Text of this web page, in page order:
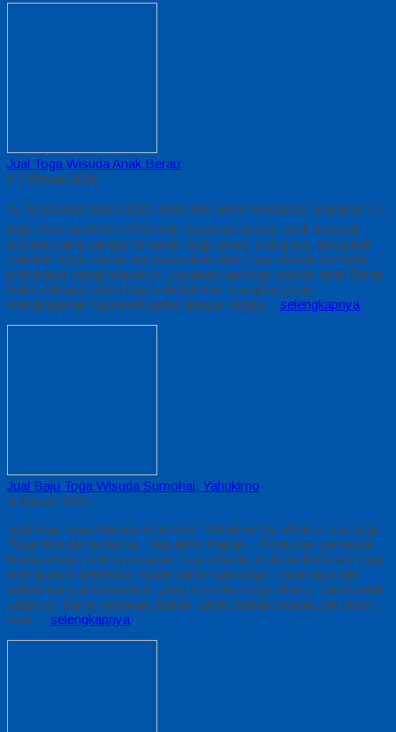
Jual Toga Wisuda Anak Berau
6 Februari 2026
📞 WhatsApp: 0812-2282-1060 Klik untuk konsultasi langsung: 👉
https://wa.me/6281222821060 Kegiatan wisuda anak menjadi
momen yang sangat berkesan bagi siswa, orang tua, dan pihak
sekolah. Oleh karena itu, kebutuhan akan toga wisuda semakin
meningkat setiap tahunnya. Layanan jual toga wisuda anak Berau
hadir sebagai solusi bagi sekolah dan orang tua yang
menginginkan toga berkualitas dengan harga… selengkapnya
Jual Baju Toga Wisuda Sumohai, Yahukimo
4 Januari 2021
Jual Baju Toga Wisuda Sumohai, Yahukimo by Alfairuz Jual Baju
Toga Wisuda Sumohai, Yahukimo Papua – Produsen pemasok
busana toga. terima pesanan toga wisuda, di dunia konveksi toga
mempunyai beberapa model bahan kain toga. Umumnya ada
sekian banyak bahan/kain yang konveksi toga alfairuz pakai salah
satunya : bahan bestway, bahan saten, bahan beludru, jet-black.
Saat… selengkapnya